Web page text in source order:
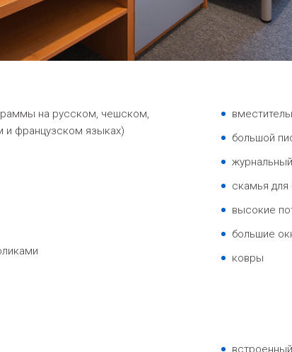
на русском, чешском,
и французском языках)
большой
скамья для
высокие
большие
ковры